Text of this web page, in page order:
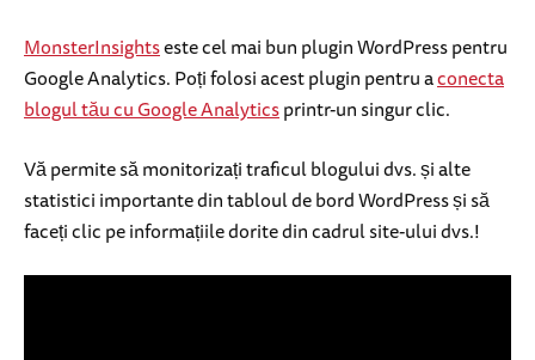
MonsterInsightseste cel mai bun plugin WordPress pentru
Google Analytics. Poți folosi acest plugin pentru aconecta
blogul tău cu Google Analyticsprintr-un singur clic.
Vă permite să monitorizați traficul blogului dvs. și alte
statistici importante din tabloul de bord WordPress și să
faceți clic pe informațiile dorite din cadrul site-ului dvs.!